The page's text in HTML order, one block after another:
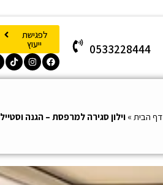
0533228444
לפגישת
ייעוץ
דף הבית » וילון סגירה למרפסת – הגנה וסטייל